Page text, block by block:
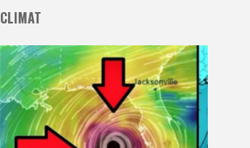
CLIMAT